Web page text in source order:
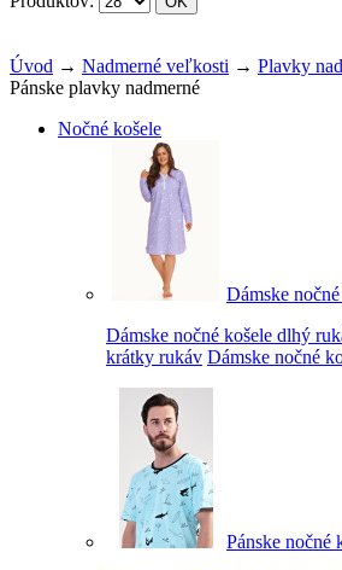
Úvod → Nadmerné veľkosti → Plavky
Pánske plavky nadmerné
Nočné košele
Dámske
Dámske nočné košele dlhý
krátky rukáv Dámske nočné
Pánske nočné